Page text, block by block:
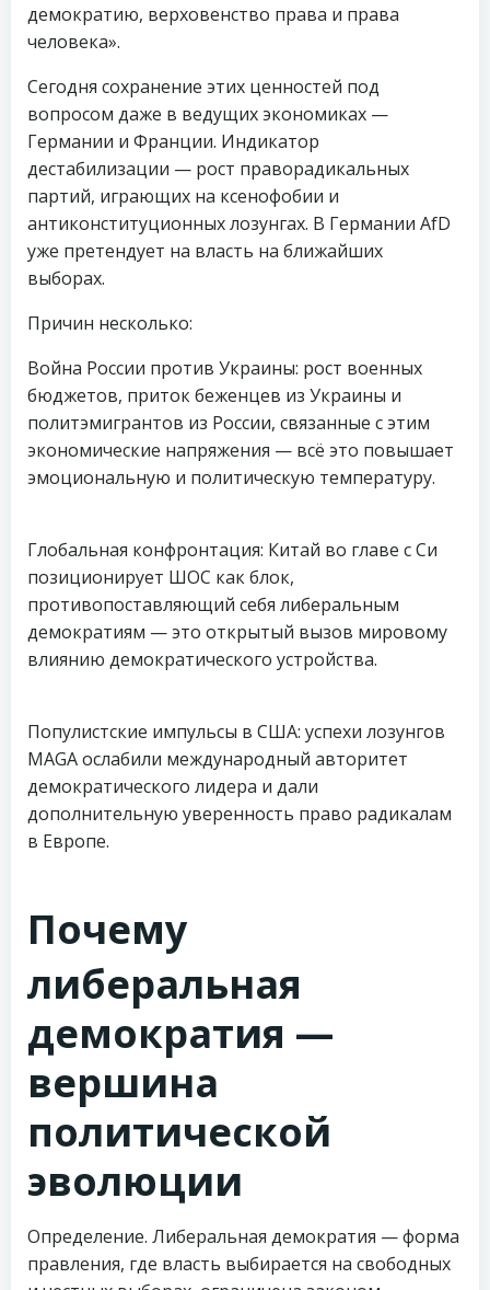
демократию, верховенство права и права
человека».
Сегодня сохранение этих ценностей под
вопросом даже в ведущих экономиках —
Германии и Франции. Индикатор
дестабилизации — рост праворадикальных
партий, играющих на ксенофобии и
антиконституционных лозунгах. В Германии AfD
уже претендует на власть на ближайших
выборах.
Причин несколько:
Война России против Украины: рост военных
бюджетов, приток беженцев из Украины и
политэмигрантов из России, связанные с этим
экономические напряжения — всё это повышает
эмоциональную и политическую температуру.
Глобальная конфронтация: Китай во главе с Си
позиционирует ШОС как блок,
противопоставляющий себя либеральным
демократиям — это открытый вызов мировому
влиянию демократического устройства.
Популистские импульсы в США: успехи лозунгов
MAGA ослабили международный авторитет
демократического лидера и дали
дополнительную уверенность право радикалам
в Европе.
Почему
либеральная
демократия —
вершина
политической
эволюции
Определение. Либеральная демократия — форма
правления, где власть выбирается на свободных